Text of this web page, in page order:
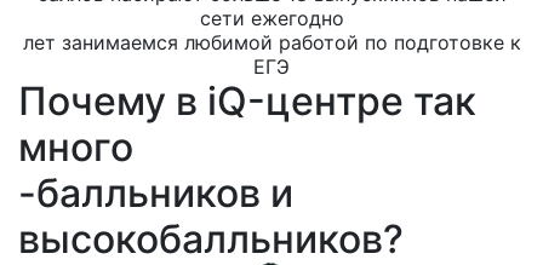
сети ежегодно
лет занимаемся любимой работой по подготовке к
ЕГЭ
Почему в iQ-центре так
много
-балльников и
высокобалльников?